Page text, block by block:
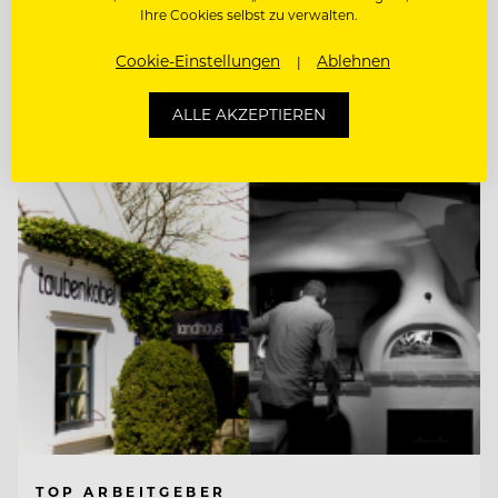
Entdecke alle Jobs
TOP ARBEITGEBER
Ihre Cookies selbst zu verwalten.
Cookie-Einstellungen Ablehnen
ALLE AKZEPTIEREN